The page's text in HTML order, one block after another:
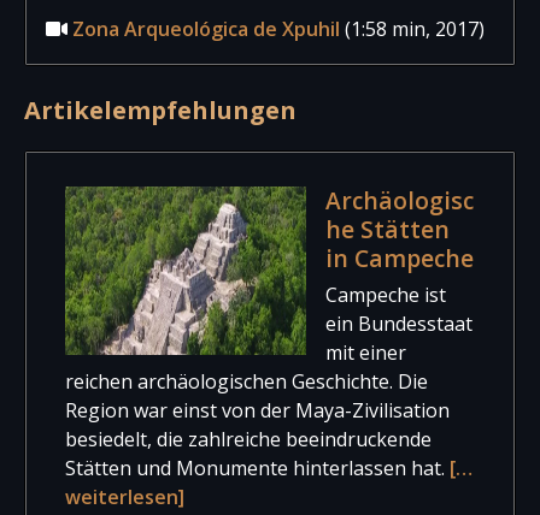
Zona Arqueológica de Xpuhil (1:58 min, 2017)
Artikelempfehlungen
Archäologisc
he Stätten
in Campeche
Campeche ist
ein Bundesstaat
mit einer
reichen archäologischen Geschichte. Die
Region war einst von der Maya-Zivilisation
besiedelt, die zahlreiche beeindruckende
Stätten und Monumente hinterlassen hat. […
weiterlesen]